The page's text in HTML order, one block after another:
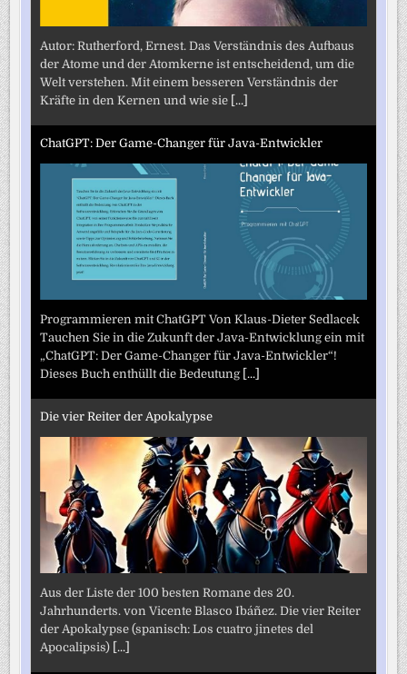
Autor: Rutherford, Ernest. Das Verständnis des Aufbaus
der Atome und der Atomkerne ist entscheidend, um die
Welt verstehen. Mit einem besseren Verständnis der
Kräfte in den Kernen und wie sie [...]
ChatGPT: Der Game-Changer für Java-Entwickler
Programmieren mit ChatGPT Von Klaus-Dieter Sedlacek
Tauchen Sie in die Zukunft der Java-Entwicklung ein mit
„ChatGPT: Der Game-Changer für Java-Entwickler“!
Dieses Buch enthüllt die Bedeutung [...]
Die vier Reiter der Apokalypse
Aus der Liste der 100 besten Romane des 20.
Jahrhunderts. von Vicente Blasco Ibáñez. Die vier Reiter
der Apokalypse (spanisch: Los cuatro jinetes del
Apocalipsis) [...]